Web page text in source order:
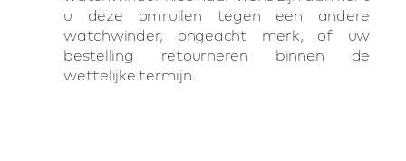
u deze omruilen tegen een andere
watchwinder, ongeacht merk, of uw
bestelling retourneren binnen de
wettelijke termijn.